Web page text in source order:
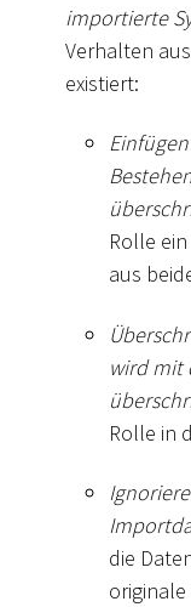
importierte
Verhalten
existiert:
Rolle
aus
wird mit
Rolle in
die